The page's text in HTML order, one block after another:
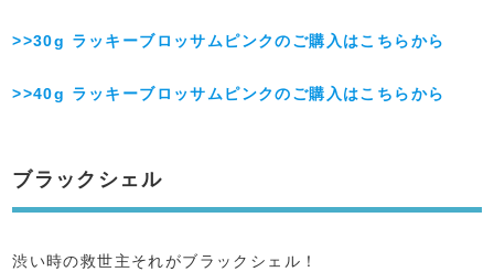
>>30g ラッキーブロッサムピンクのご購入はこちらから
>>40g ラッキーブロッサムピンクのご購入はこちらから
ブラックシェル
渋い時の救世主それがブラックシェル！